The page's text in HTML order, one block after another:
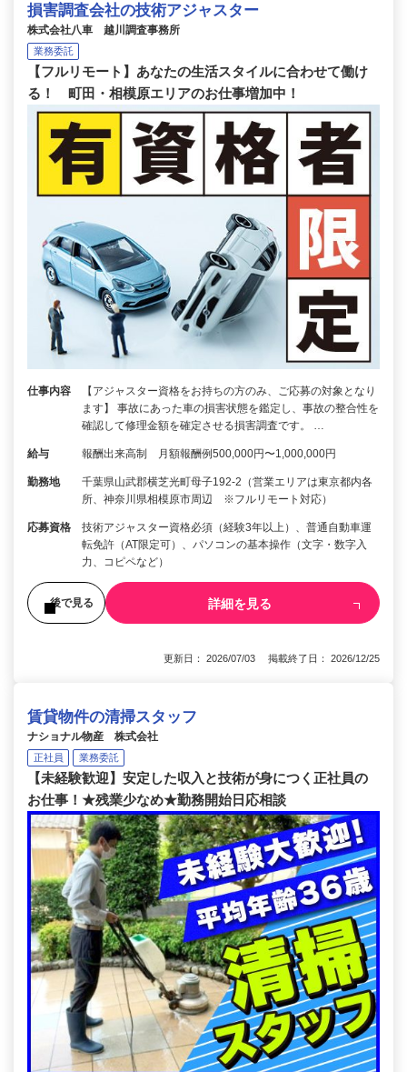
損害調査会社の技術アジャスター
株式会社八車 越川調査事務所
業務委託
【フルリモート】あなたの生活スタイルに合わせて働け
る！ 町田・相模原エリアのお仕事増加中！
仕事内容
【アジャスター資格をお持ちの方のみ、ご応募の対象となり
ます】 事故にあった車の損害状態を鑑定し、事故の整合性を
確認して修理金額を確定させる損害調査です。 …
給与 報酬出来高制 月額報酬例500,000円〜1,000,000円
勤務地
千葉県山武郡横芝光町母子192-2（営業エリアは東京都内各
所、神奈川県相模原市周辺 ※フルリモート対応）
応募資格
技術アジャスター資格必須（経験3年以上）、普通自動車運
転免許（AT限定可）、パソコンの基本操作（文字・数字入
力、コピペなど）
後で見る 詳細を見る
更新日： 2026/07/03 掲載終了日： 2026/12/25
賃貸物件の清掃スタッフ
ナショナル物産 株式会社
正社員 業務委託
【未経験歓迎】安定した収入と技術が身につく正社員の
お仕事！★残業少なめ★勤務開始日応相談